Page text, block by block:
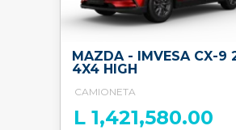
MAZDA - IMVESA CX-9
4X4 HIGH
CAMIONETA
L 1,421,580.00